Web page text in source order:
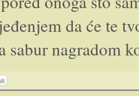
da će te
sabur nagradom